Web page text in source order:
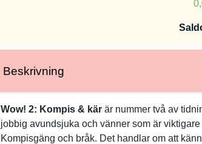
Beskrivning
Wow! 2: Kompis & kär är nummer två av
jobbig avundsjuka och vänner som är
Kompisgäng och bråk. Det handlar om att